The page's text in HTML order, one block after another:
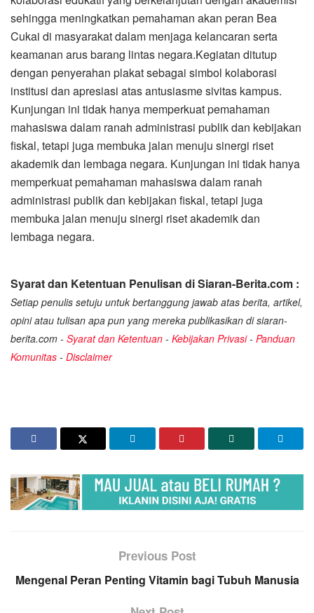
sehingga meningkatkan pemahaman akan peran Bea
Cukai di masyarakat dalam menjaga kelancaran serta
keamanan arus barang lintas negara.Kegiatan ditutup
dengan penyerahan plakat sebagai simbol kolaborasi
institusi dan apresiasi atas antusiasme sivitas kampus.
Kunjungan ini tidak hanya memperkuat pemahaman
mahasiswa dalam ranah administrasi publik dan kebijakan
fiskal, tetapi juga membuka jalan menuju sinergi riset
akademik dan lembaga negara. Kunjungan ini tidak hanya
memperkuat pemahaman mahasiswa dalam ranah
administrasi publik dan kebijakan fiskal, tetapi juga
membuka jalan menuju sinergi riset akademik dan
lembaga negara.
Syarat dan Ketentuan Penulisan di Siaran-Berita.com :
Setiap penulis setuju untuk bertanggung jawab atas berita, artikel,
opini atau tulisan apa pun yang mereka publikasikan di siaran-
berita.com - Syarat dan Ketentuan - Kebijakan Privasi- Panduan
Komunitas - Disclaimer
Previous Post
Mengenal Peran Penting Vitamin bagi Tubuh Manusia